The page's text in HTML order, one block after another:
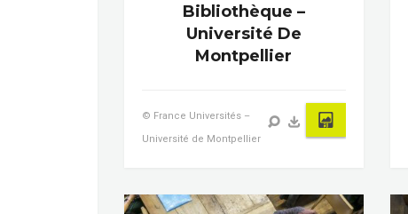
Bibliothèque –
Université De
Montpellier
© France Universités –
Université de Montpellier